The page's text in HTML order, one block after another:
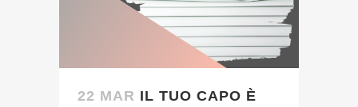
22 MAR IL TUO CAPO È